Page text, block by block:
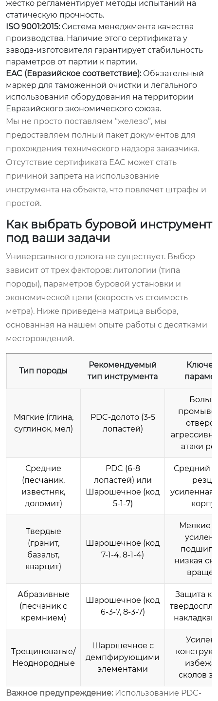
жестко регламентирует методы испытаний на
статическую прочность.
ISO 9001:2015:Система менеджмента качества
производства. Наличие этого сертификата у
завода-изготовителя гарантирует стабильность
параметров от партии к партии.
EAC (Евразийское соответствие):Обязательный
маркер для таможенной очистки и легального
использования оборудования на территории
Евразийского экономического союза.
Мы не просто поставляем “железо”, мы
предоставляем полный пакет документов для
прохождения технического надзора заказчика.
Отсутствие сертификата EAC может стать
причиной запрета на использование
инструмента на объекте, что повлечет штрафы и
простой.
Как выбрать буровой инструмент
под ваши задачи
Универсального долота не существует. Выбор
зависит от трех факторов: литологии (типа
породы), параметров буровой установки и
экономической цели (скорость vs стоимость
метра). Ниже приведена матрица выбора,
основанная на нашем опыте работы с десятками
месторождений.
Тип породы
Рекомендуемый
тип инструмента
Мягкие (глина,
суглинок, мел)
PDC-долото (3-5
лопастей)
атаки
Средние
(песчаник,
известняк,
доломит)
PDC (6-8
лопастей) или
Шарошечное (код
5-1-7)
Средний
усиленная
Твердые
(гранит,
базальт,
кварцит)
Шарошечное (код
7-1-4, 8-1-4)
Мелкие
низкая
Абразивные
(песчаник с
кремнием)
Шарошечное (код
6-3-7, 8-3-7)
Защита
Трещиноватые/
Неоднородные
Шарошечное с
демпфирующими
элементами
сколов
Важное предупреждение: Использование PDC-